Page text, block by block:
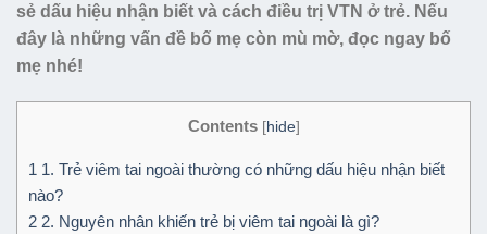
sẻ dấu hiệu nhận biết và cách điều trị VTN ở trẻ. Nếu
đây là những vấn đề bố mẹ còn mù mờ, đọc ngay bố
mẹ nhé!
Contents [hide]
1 1. Trẻ viêm tai ngoài thường có những dấu hiệu nhận biết
nào?
2 2. Nguyên nhân khiến trẻ bị viêm tai ngoài là gì?